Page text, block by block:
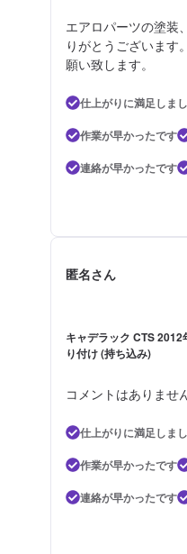
エアロパーツの塗装
りがとうございます
願い致します。
仕上がりに満足しま
作業が早かったです
連絡が早かったです
匿名さん
キャデラック CTS
り付け (持ち込み)
コメントはありませ
仕上がりに満足しま
作業が早かったです
連絡が早かったです